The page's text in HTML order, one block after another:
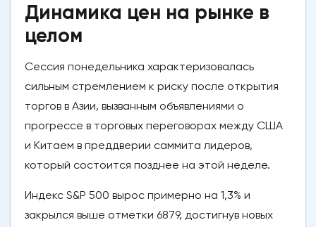
Динамика цен на рынке в
целом
Сессия понедельника характеризовалась
сильным стремлением к риску после открытия
торгов в Азии, вызванным объявлениями о
прогрессе в торговых переговорах между США
и Китаем в преддверии саммита лидеров,
который состоится позднее на этой неделе.
Индекс S&P 500 вырос примерно на 1,3% и
закрылся выше отметки 6879, достигнув новых